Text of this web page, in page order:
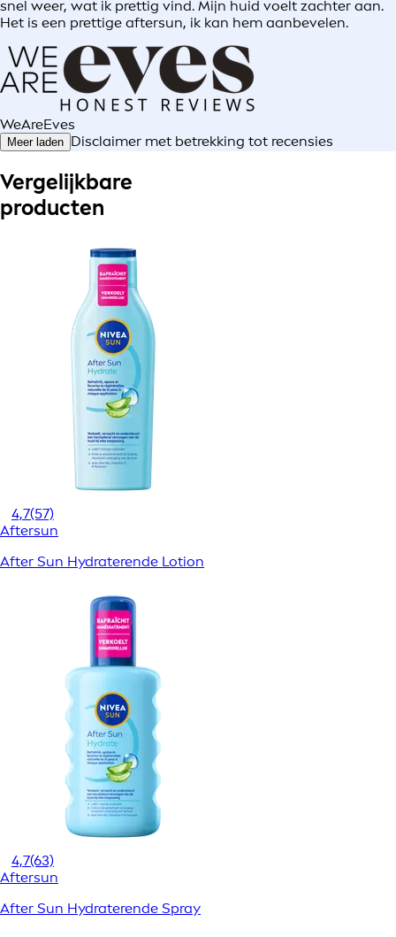
snel weer, wat ik prettig vind. Mijn huid voelt zachter aan.
Het is een prettige aftersun, ik kan hem aanbevelen.
WeAreEves
Meer laden Disclaimer met betrekking tot recensies
Vergelijkbare
producten
4,7(57)
Aftersun
After Sun Hydraterende Lotion
4,7(63)
Aftersun
After Sun Hydraterende Spray